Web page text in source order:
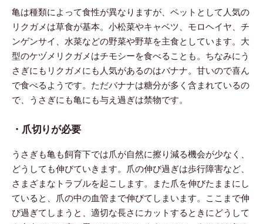
亀は種類によって食性が異なりますが、ペットとして人気の
リクガメは草食が基本。小松菜やキャベツ、モロヘイヤ、チ
ンゲンサイ、水菜などの野菜や野草を主食としています。大
型のケヅメリクガメはチモシーを食べることも。ちなみにう
さぎにもリクガメにも人気があるのはバナナ。甘いので喜ん
で食べるようです。ただバナナは糖分が多く含まれているの
で、うさぎにも亀にも与え過ぎは禁物です。
・爪切りが必要
うさぎも亀も飼育下では爪が自然に擦り減る機会が少なく、
どうしても伸びていきます。爪の伸び過ぎは歩行障害など、
さまざまなトラブルを起こします。また爪を伸びたままにし
ていると、爪の中の血管まで伸びてしまいます。ここまで伸
び過ぎてしまうと、適切な長さにカットするときにどうして